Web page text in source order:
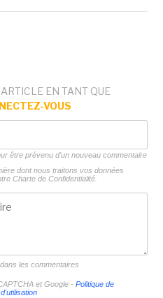
EN TANT QUE
VOUS
être prévenu d'un nouveau commentaire
dont nous traitons vos données
Charte de Confidentialité.
les commentaires
et Google - Politique de